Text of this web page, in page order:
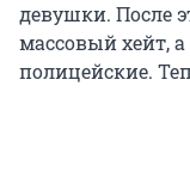
девушки. После
массовый хейт,
полицейские.